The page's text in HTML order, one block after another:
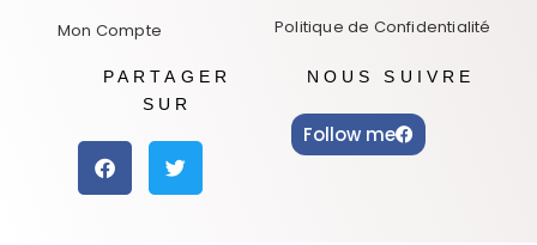
Mon Compte
Politique de Confidentialité
PARTAGER
SUR
NOUS SUIVRE
Follow me